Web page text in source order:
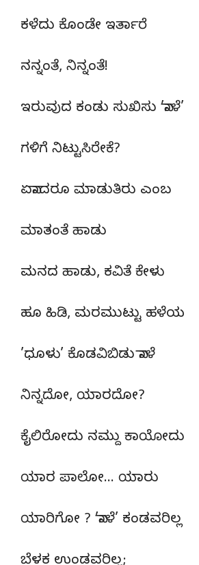
ಕಳೆದು ಕೊಂಡೇ ಇರ್ತಾರೆ
ನನ್ನಂತೆ, ನಿನ್ನಂತೆ!
ಇರುವುದ ಕಂಡು ಸುಖಿಸು ’ನಾಳೆ’
ಗಳಿಗೆ ನಿಟ್ಟುಸಿರೇಕೆ?
ಏನಾದರೂ ಮಾಡುತಿರು ಎಂಬ
ಮಾತಂತೆ ಹಾಡು
ಮನದ ಹಾಡು, ಕವಿತೆ ಕೇಳು
ಹೂ ಹಿಡಿ, ಮರಮುಟ್ಟು ಹಳೆಯ
’ಧೂಳು’ ಕೊಡವಿಬಿಡು ನಾಳೆ
ನಿನ್ನದೋ, ಯಾರದೋ?
ಕೈಲಿರೋದು ನಮ್ದು ಕಾಯೋದು
ಯಾರ ಪಾಲೋ… ಯಾರು
ಯಾರಿಗೋ ? ’ನಾಳೆ’ ಕಂಡವರಿಲ್ಲ